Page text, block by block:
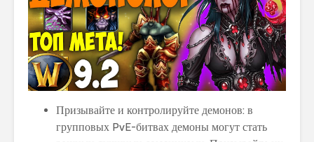
Призывайте и контролируйте демонов: в
групповых PvE-битвах демоны могут стать